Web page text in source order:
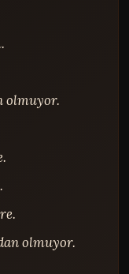
olmuyor.
olmuyor.